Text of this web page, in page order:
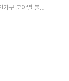
가구 분야별 불안
존하며 살아가
을 운영하겠습니